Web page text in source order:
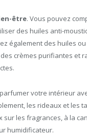
être. Vous pouvez
des huiles anti-
également des huiles
crèmes purifiantes
votre intérieur
les rideaux et les
les fragrances, à la
humidificateur.